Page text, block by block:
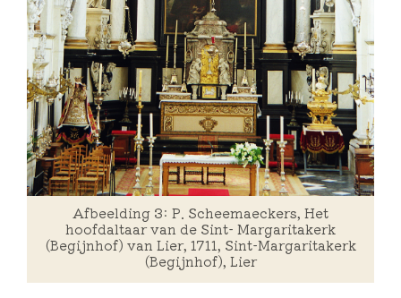
Afbeelding 3: P. Scheemaeckers, Het
hoofdaltaar van de Sint- Margaritakerk
(Begijnhof) van Lier, 1711, Sint-Margaritakerk
(Begijnhof), Lier